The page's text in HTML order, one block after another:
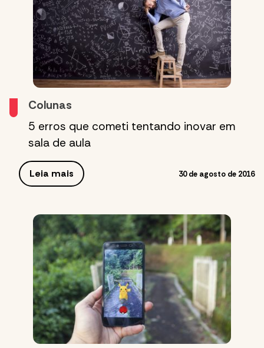
Colunas
5 erros que cometi tentando inovar em
sala de aula
Leia mais 30 de agosto de 2016